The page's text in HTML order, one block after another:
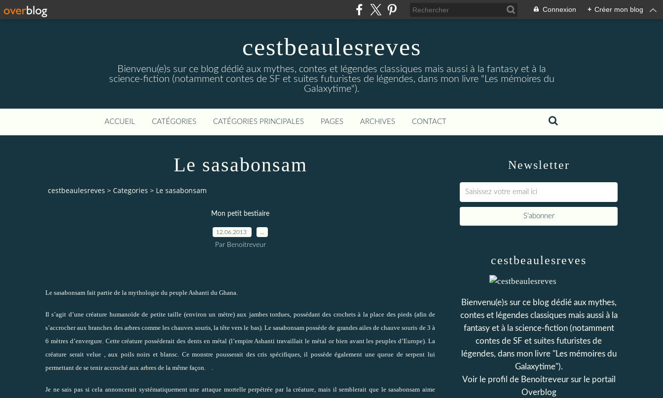
Connexion + Créer mon blog
cestbeaulesreves
Bienvenu(e)s sur ce blog dédié aux mythes, contes et légendes classiques mais aussi à la fantasy et à la
science-fiction (notamment contes de SF et suites futuristes de légendes, dans mon livre "Les mémoires du
Galaxytime").
ACCUEIL CATÉGORIES CATÉGORIES PRINCIPALES PAGES ARCHIVES CONTACT
Le sasabonsam
cestbeaulesreves > Categories > Le sasabonsam
Mon petit bestiaire
12.06.2013
Par Benoitreveur
Le sasabonsam fait partie de la mythologie du peuple Ashanti du Ghana.
Il s’agit d’une créature humanoïde de petite taille (environ un mètre) aux jambes tordues, possédant des crochets à la place des pieds (afin de
s’accrocher aux branches des arbres comme les chauves souris, la tête vers le bas). Le sasabonsam possède de grandes ailes de chauve souris de 3 à
6 mètres d’envergure. Cette créature posséderait des dents en métal (l’empire Ashanti travaillait le métal or bien avant les peuples d’Europe). La
créature serait velue , aux poils noirs et blansc. Ce monstre pousserait des cris spécifiques, il possède également une queue de serpent lui
permettant de se tenir accroché aux arbres de la même façon. .
Je ne sais pas si cela annoncerait systématiquement une attaque mortelle perpétrée par la créature, mais il semblerait que le sasabonsam aime
Newsletter
cestbeaulesreves
Bienvenu(e)s sur ce blog dédié aux mythes,
contes et légendes classiques mais aussi à la
fantasy et à la science-fiction (notamment
contes de SF et suites futuristes de
légendes, dans mon livre "Les mémoires du
Galaxytime").
Voir le profil de Benoitreveursur le portail
Overblog